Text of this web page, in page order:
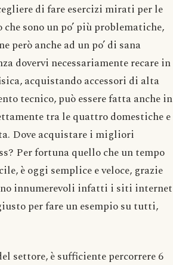
di fare esercizi mirati per le
sono un po’ più problematiche,
però anche ad un po’ di sana
dovervi necessariamente recare in
acquistando accessori di alta
tecnico, può essere fatta anche in
tra le quattro domestiche e
Dove acquistare i migliori
Per fortuna quello che un tempo
è oggi semplice e veloce, grazie
innumerevoli infatti i siti internet
per fare un esempio su tutti,
settore, è sufficiente percorrere 6